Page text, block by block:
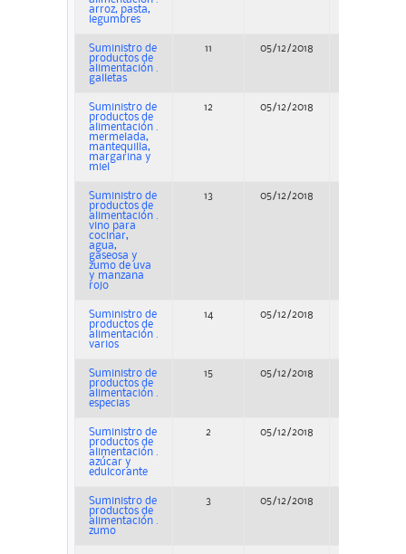
arroz, pasta,
legumbres
Suministro de
productos de
alimentación .
galletas
11 05/12/2018
Suministro de
productos de
alimentación .
mermelada,
mantequilla,
margarina y
miel
12 05/12/2018
Suministro de
productos de
alimentación .
vino para
cocinar,
agua,
gaseosa y
zumo de uva
y manzana
rojo
13 05/12/2018
Suministro de
productos de
alimentación .
varios
14 05/12/2018
Suministro de
productos de
alimentación .
especias
15 05/12/2018
Suministro de
productos de
alimentación .
azúcar y
edulcorante
2 05/12/2018
Suministro de
productos de
alimentación .
zumo
3 05/12/2018